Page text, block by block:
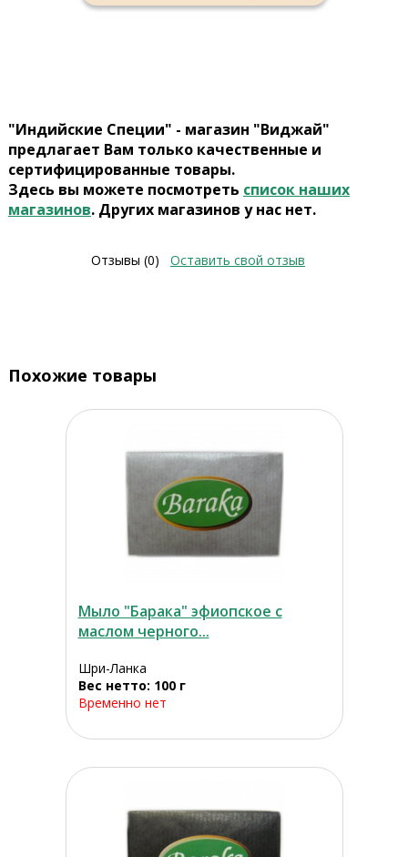
"Индийские Специи" - магазин "Виджай"
предлагает Вам только качественные и
сертифицированные товары.
Здесь вы можете посмотреть список наших
магазинов. Других магазинов у нас нет.
Отзывы (0) Оставить свой отзыв
Похожие товары
Мыло "Барака" эфиопское с
маслом черного...
Шри-Ланка
Вес нетто: 100 г
Временно нет